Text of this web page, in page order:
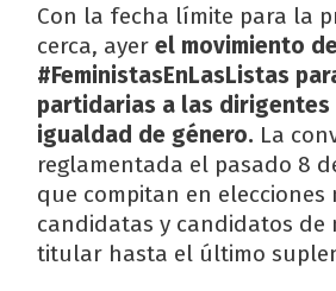
Con la fecha límite para la
cerca, ayer el movimiento
#FeministasEnLasListas
partidarias a las
igualdad de género. La
reglamentada el pasado 8
que compitan en
candidatas y candidatos
titular hasta el último